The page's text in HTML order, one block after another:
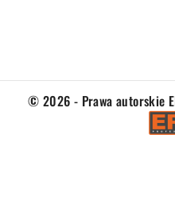
© 2026 - Prawa autorskie